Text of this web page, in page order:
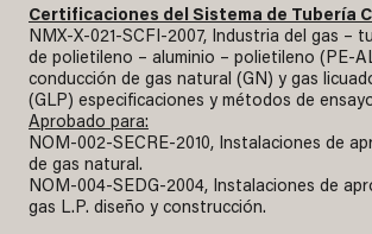
Certificaciones del Sistema de Tubería
NMX-X-021-SCFI-2007, Industria del gas –
de polietileno – aluminio – polietileno (PE-
conducción de gas natural (GN) y gas
(GLP) especificaciones y métodos de
Aprobado para:
NOM-002-SECRE-2010, Instalaciones de
de gas natural.
NOM-004-SEDG-2004, Instalaciones de
gas L.P. diseño y construcción.